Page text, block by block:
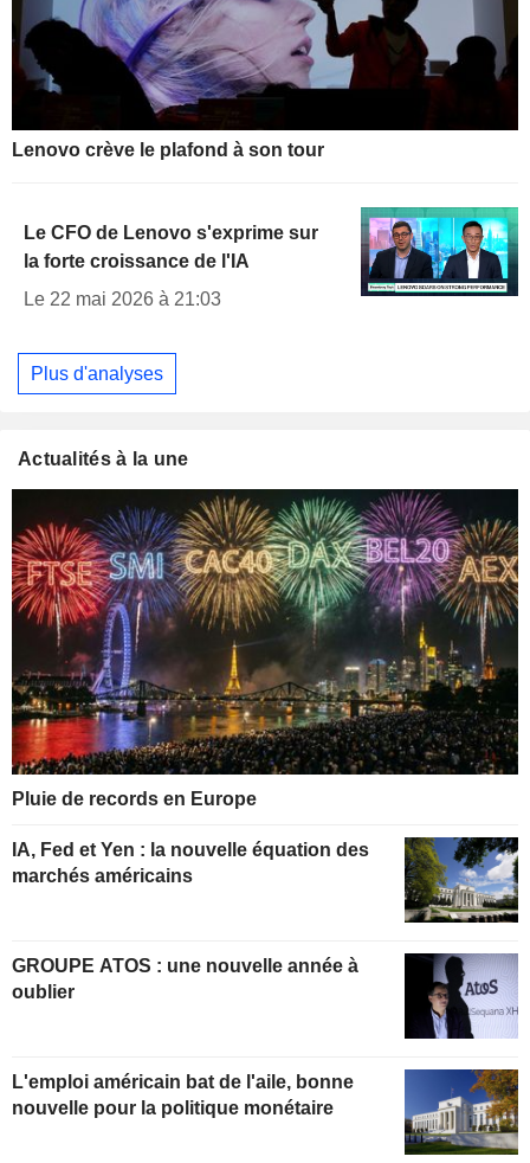
Lenovo crève le plafond à son tour
Le CFO de Lenovo s'exprime sur
la forte croissance de l'IA
Le 22 mai 2026 à 21:03
Plus d'analyses
Actualités à la une
Pluie de records en Europe
IA, Fed et Yen : la nouvelle équation des
marchés américains
GROUPE ATOS : une nouvelle année à
oublier
L'emploi américain bat de l'aile, bonne
nouvelle pour la politique monétaire